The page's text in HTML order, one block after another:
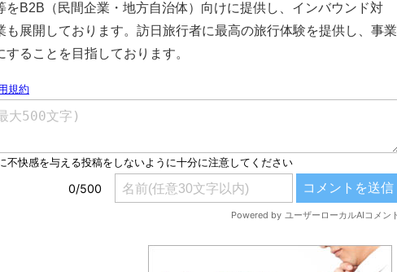
をB2B（民間企業・地方自治体）向けに提供し、インバウンド対
も展開しております。訪日旅行者に最高の旅行体験を提供し、事業
ることを目指しております。